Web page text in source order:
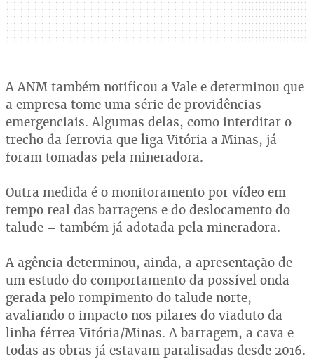
A ANM também notificou a Vale e determinou que
a empresa tome uma série de providências
emergenciais. Algumas delas, como interditar o
trecho da ferrovia que liga Vitória a Minas, já
foram tomadas pela mineradora.
Outra medida é o monitoramento por vídeo em
tempo real das barragens e do deslocamento do
talude – também já adotada pela mineradora.
A agência determinou, ainda, a apresentação de
um estudo do comportamento da possível onda
gerada pelo rompimento do talude norte,
avaliando o impacto nos pilares do viaduto da
linha férrea Vitória/Minas. A barragem, a cava e
todas as obras já estavam paralisadas desde 2016.